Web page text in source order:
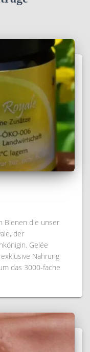
Bienen die unser
der
Gelée
Nahrung
das 3000-fache